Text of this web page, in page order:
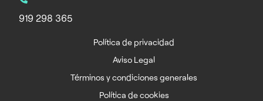
919 298 365
Política de privacidad
Aviso Legal
Términos y condiciones generales
Política de cookies